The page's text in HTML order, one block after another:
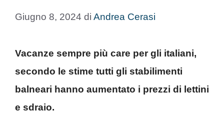
Giugno 8, 2024 di Andrea Cerasi
Vacanze sempre più care per gli italiani,
secondo le stime tutti gli stabilimenti
balneari hanno aumentato i prezzi di lettini
e sdraio.